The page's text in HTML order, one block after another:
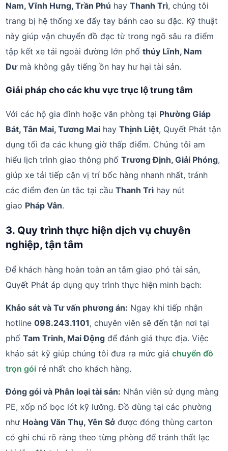
Nam, Vĩnh Hưng, Trần Phú hayThanh Trì, chúng tôi
trang bị hệ thống xe đẩy tay bánh cao su đặc. Kỹ thuật
này giúp vận chuyển đồ đạc từ trong ngõ sâu ra điểm
tập kết xe tải ngoài đường lớn phốthúy Lĩnh, Nam
Dưmà không gây tiếng ồn hay hư hại tài sản.
Giải pháp cho các khu vực trục lộ trung tâm
Với các hộ gia đình hoặc văn phòng tại Phường Giáp
Bát, Tân Mai, Tương Mai hayThịnh Liệt, Quyết Phát tận
dụng tối đa các khung giờ thấp điểm. Chúng tôi am
hiểu lịch trình giao thông phốTrương Định, Giải Phóng,
giúp xe tải tiếp cận vị trí bốc hàng nhanh nhất, tránh
các điểm đen ùn tắc tại cầuThanh Trì hay nút
giao Pháp Vân.
3. Quy trình thực hiện dịch vụ chuyên
nghiệp, tận tâm
Để khách hàng hoàn toàn an tâm giao phó tài sản,
Quyết Phát áp dụng quy trình thực hiện minh bạch:
Khảo sát và Tư vấn phương án: Ngay khi tiếp nhận
hotline098.243.1101, chuyên viên sẽ đến tận nơi tại
phốTam Trinh, Mai Động để đánh giá thực địa. Việc
khảo sát kỹ giúp chúng tôi đưa ra mức giáchuyển đồ
trọn gói rẻ nhất cho khách hàng.
Đóng gói và Phân loại tài sản: Nhân viên sử dụng màng
PE, xốp nổ bọc lót kỹ lưỡng. Đồ dùng tại các phường
như Hoàng Văn Thụ, Yên Sở được đóng thùng carton
có ghi chú rõ ràng theo từng phòng để tránh thất lạc